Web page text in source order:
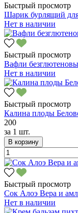
Быстрый просмотр
Шарик бурлящий
Нет в наличии
Быстрый просмотр
Вафли
Нет в наличии
Быстрый просмотр
Калина плоды
200
за 1 шт.
В корзину
Быстрый просмотр
Сок Алоэ Вера и
Нет в наличии